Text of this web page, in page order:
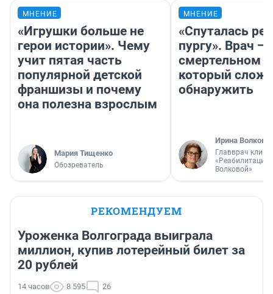
МНЕНИЕ
«Игрушки больше не
герои истории». Чему
учит пятая часть
популярной детской
франшизы и почему
она полезна взрослым
Мария Тищенко
Обозреватель
МНЕНИЕ
«Спуталась
пургу». Врач —
смертельном
который
обнаружить
Ирина Волкова
Главврач
«Реабилитация
Волковой»
РЕКОМЕНДУЕМ
Уроженка Волгограда выиграла
миллион, купив лотерейный билет за
20 рублей
14 часов 8 595 26